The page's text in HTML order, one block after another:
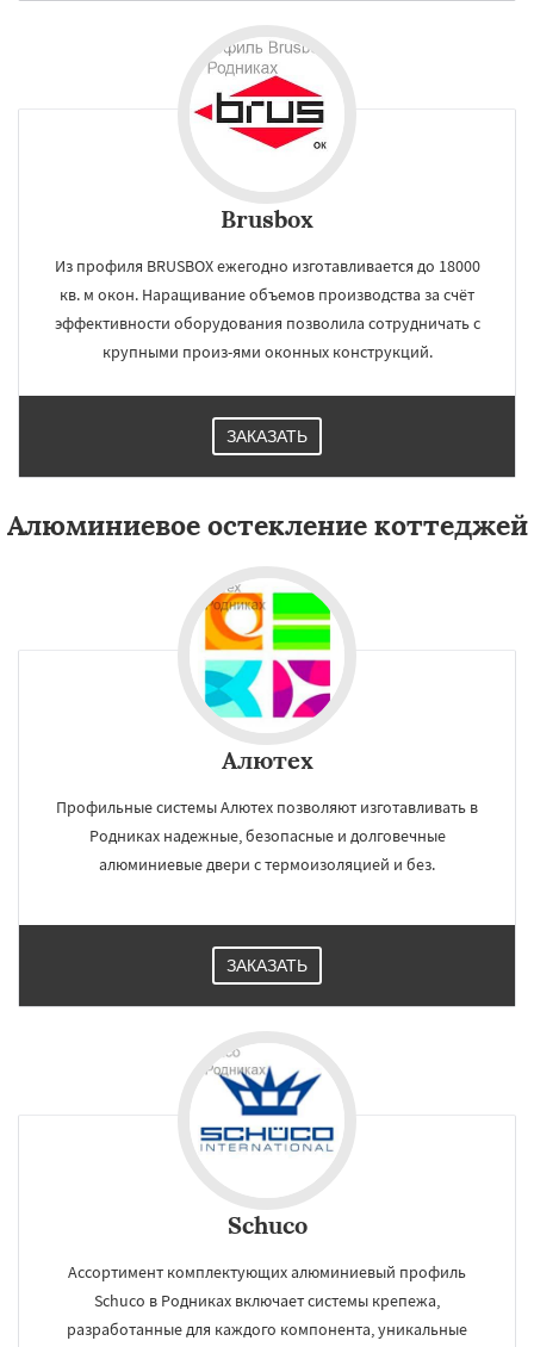
Brusbox
Из профиля BRUSBOX ежегодно изготавливается до 18000
кв. м окон. Наращивание объемов производства за счёт
эффективности оборудования позволила сотрудничать с
крупными произ-ями оконных конструкций.
ЗАКАЗАТЬ
Алюминиевое остекление коттеджей
Алютех
Профильные системы Алютех позволяют изготавливать в
Родниках надежные, безопасные и долговечные
алюминиевые двери с термоизоляцией и без.
ЗАКАЗАТЬ
Schuco
Ассортимент комплектующих алюминиевый профиль
Schuco в Родниках включает системы крепежа,
разработанные для каждого компонента, уникальные